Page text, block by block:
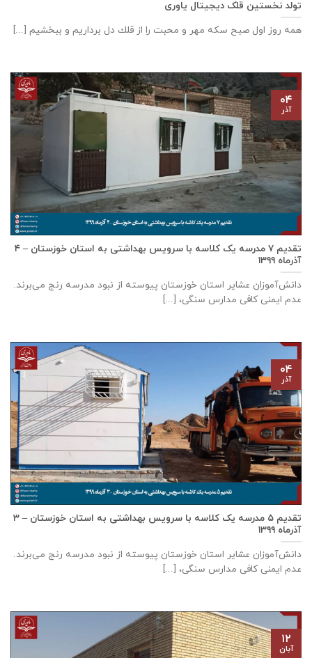
تولد نخستین قلک دیجیتال یاوری
همه روز اول صبح سكه مهر و محبت را از قلك دل برداريم و ببخشيم [...]
تقدیم ۷ مدرسه یک کلاسه با سرويس بهداشتی به استان خوزستان – ۴
آذر‌ماه ۱۳۹۹
دانش‌آموزان عشایر استان خوزستان پيوسته از نبود مدرسه رنج می‌برند.
عدم ایمنی کافی مدارس سنگی، [...]
۰۴
آذر
تقدیم ۵ مدرسه یک کلاسه با سرويس بهداشتی به استان خوزستان – ۳
آذر‌ماه ۱۳۹۹
دانش‌آموزان عشایر استان خوزستان پيوسته از نبود مدرسه رنج می‌برند.
عدم ایمنی کافی مدارس سنگی، [...]
۰۴
آذر
۱۲
آبان